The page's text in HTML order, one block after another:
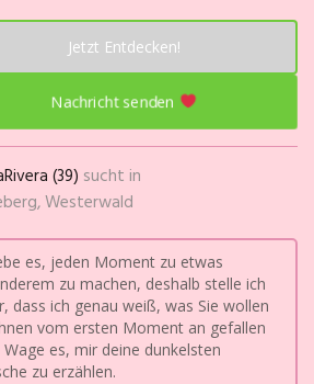
Jetzt Entdecken!
Nachricht senden
(39) sucht in
Westerwald
es, jeden Moment zu etwas
zu machen, deshalb stelle ich
dass ich genau weiß, was Sie wollen
vom ersten Moment an gefallen
Wage es, mir deine dunkelsten
zu erzählen.